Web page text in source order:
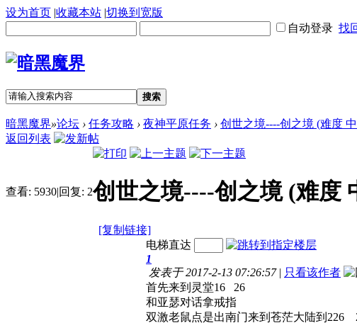
设为首页 |收藏本站 |切换到宽版
自动登录 找
搜索
暗黑魔界»论坛 › 任务攻略 › 夜神平原任务 › 创世之境----创之境 (难度 中
返回列表
查看: 5930|回复: 2创世之境----创之境 (难度
[复制链接]
电梯直达
1
发表于 2017-2-13 07:26:57 | 只看该作者
首先来到灵堂16 26
和亚瑟对话拿戒指
双激老鼠点是出南门来到苍茫大陆到226